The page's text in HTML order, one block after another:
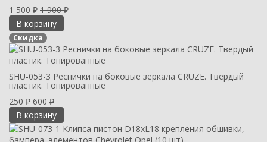
1 500 ₽ 1 900₽
В корзину
Скидка
SHU-053-3 Реснички на боковые зеркала CRUZE. Твердый
пластик. Тонированные
250 ₽ 600₽
В корзину